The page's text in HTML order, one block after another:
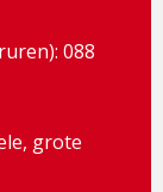
088
grote